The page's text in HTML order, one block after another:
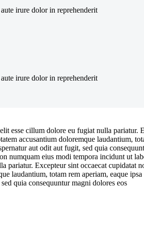
irure dolor in reprehenderit
irure dolor in reprehenderit
esse cillum dolore eu fugiat nulla
accusantium doloremque laudantium,
aut odit aut fugit, sed quia
numquam eius modi tempora incidunt ut
Excepteur sint occaecat
laudantium, totam rem aperiam, eaque
quia consequuntur magni dolores eos